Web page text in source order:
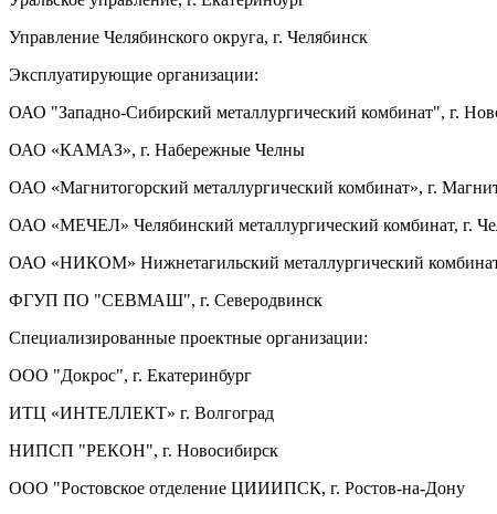
Управление Челябинского округа, г. Челябинск
Эксплуатирующие организации:
ОАО "Западно-Сибирский металлургический комбинат", г.
ОАО «КАМАЗ», г. Набережные Челны
ОАО «Магнитогорский металлургический комбинат», г.
ОАО «МЕЧЕЛ» Челябинский металлургический комбинат, г.
ОАО «НИКОМ» Нижнетагильский металлургический
ФГУП ПО "СЕВМАШ", г. Северодвинск
Специализированные проектные организации:
ООО "Докрос", г. Екатеринбург
ИТЦ «ИНТЕЛЛЕКТ» г. Волгоград
НИПСП "РЕКОН", г. Новосибирск
ООО "Ростовское отделение ЦИИИПСК, г. Ростов-на-Дону